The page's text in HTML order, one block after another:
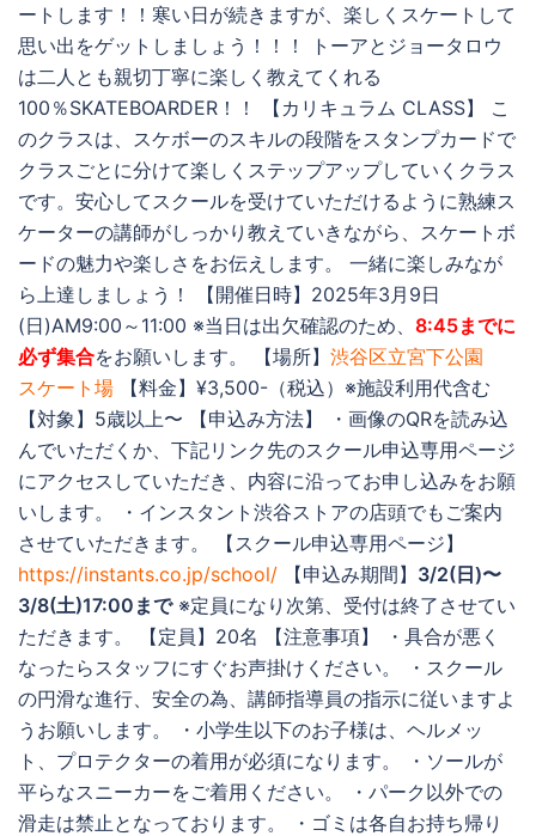
ートします！！寒い日が続きますが、楽しくスケートして
思い出をゲットしましょう！！！ トーアとジョータロウ
は二人とも親切丁寧に楽しく教えてくれる
100％SKATEBOARDER！！ 【カリキュラム CLASS】 こ
のクラスは、スケボーのスキルの段階をスタンプカードで
クラスごとに分けて楽しくステップアップしていくクラス
です。安心してスクールを受けていただけるように熟練ス
ケーターの講師がしっかり教えていきながら、スケートボ
ードの魅力や楽しさをお伝えします。 一緒に楽しみなが
ら上達しましょう！ 【開催日時】2025年3月9日
(日)AM9:00～11:00 ※当日は出欠確認のため、 8:45までに
必ず集合をお願いします。 【場所】 渋谷区立宮下公園
スケート場 【料金】¥3,500-（税込）※施設利用代含む
【対象】5歳以上〜 【申込み方法】 ・画像のQRを読み込
んでいただくか、下記リンク先のスクール申込専用ページ
にアクセスしていただき、内容に沿ってお申し込みをお願
いします。 ・インスタント渋谷ストアの店頭でもご案内
させていただきます。 【スクール申込専用ページ】
https://instants.co.jp/school/ 【申込み期間】 3/2(日)〜
3/8(土)17:00まで※定員になり次第、受付は終了させてい
ただきます。 【定員】20名 【注意事項】 ・具合が悪く
なったらスタッフにすぐお声掛けください。 ・スクール
の円滑な進行、安全の為、講師指導員の指示に従いますよ
うお願いします。 ・小学生以下のお子様は、ヘルメッ
ト、プロテクターの着用が必須になります。 ・ソールが
平らなスニーカーをご着用ください。 ・パーク以外での
滑走は禁止となっております。 ・ゴミは各自お持ち帰り